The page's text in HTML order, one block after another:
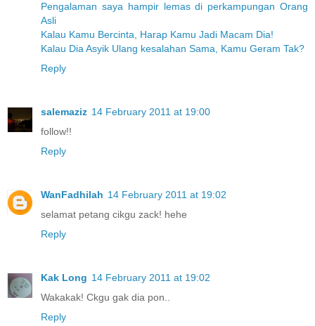
Pengalaman saya hampir lemas di perkampungan Orang
Asli
Kalau Kamu Bercinta, Harap Kamu Jadi Macam Dia!
Kalau Dia Asyik Ulang kesalahan Sama, Kamu Geram Tak?
Reply
salemaziz 14 February 2011 at 19:00
follow!!
Reply
WanFadhilah 14 February 2011 at 19:02
selamat petang cikgu zack! hehe
Reply
Kak Long 14 February 2011 at 19:02
Wakakak! Ckgu gak dia pon..
Reply